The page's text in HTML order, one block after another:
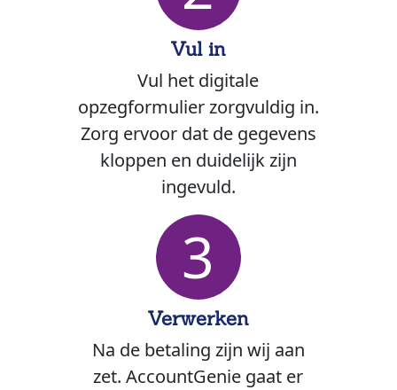
Vul in
Vul het digitale
opzegformulier zorgvuldig in.
Zorg ervoor dat de gegevens
kloppen en duidelijk zijn
ingevuld.
3
Verwerken
Na de betaling zijn wij aan
zet. AccountGenie gaat er